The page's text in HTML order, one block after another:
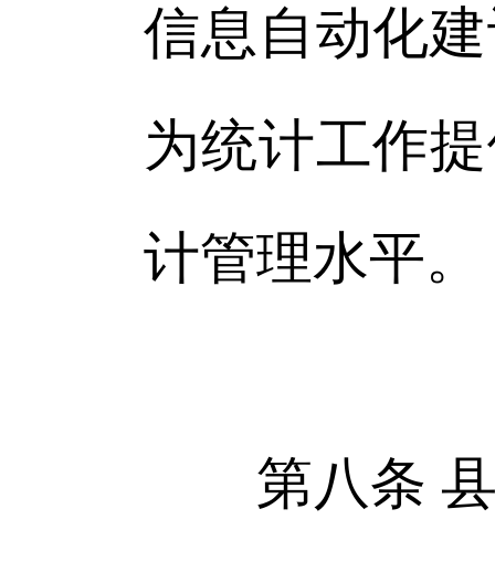
信息自动化
为统计工作
计管理水平。
第八条 县